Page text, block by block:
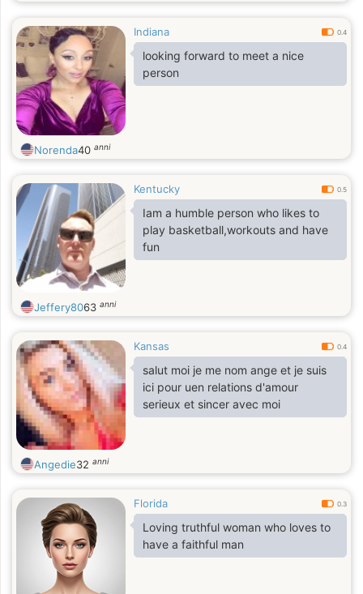
Indiana 0.4
looking forward to meet a nice
person
Norenda40 anni
Kentucky 0.5
Iam a humble person who likes to
play basketball,workouts and have
fun
Jeffery8063 anni
Kansas 0.4
salut moi je me nom ange et je suis
ici pour uen relations d'amour
serieux et sincer avec moi
Angedie32 anni
Florida 0.3
Loving truthful woman who loves to
have a faithful man